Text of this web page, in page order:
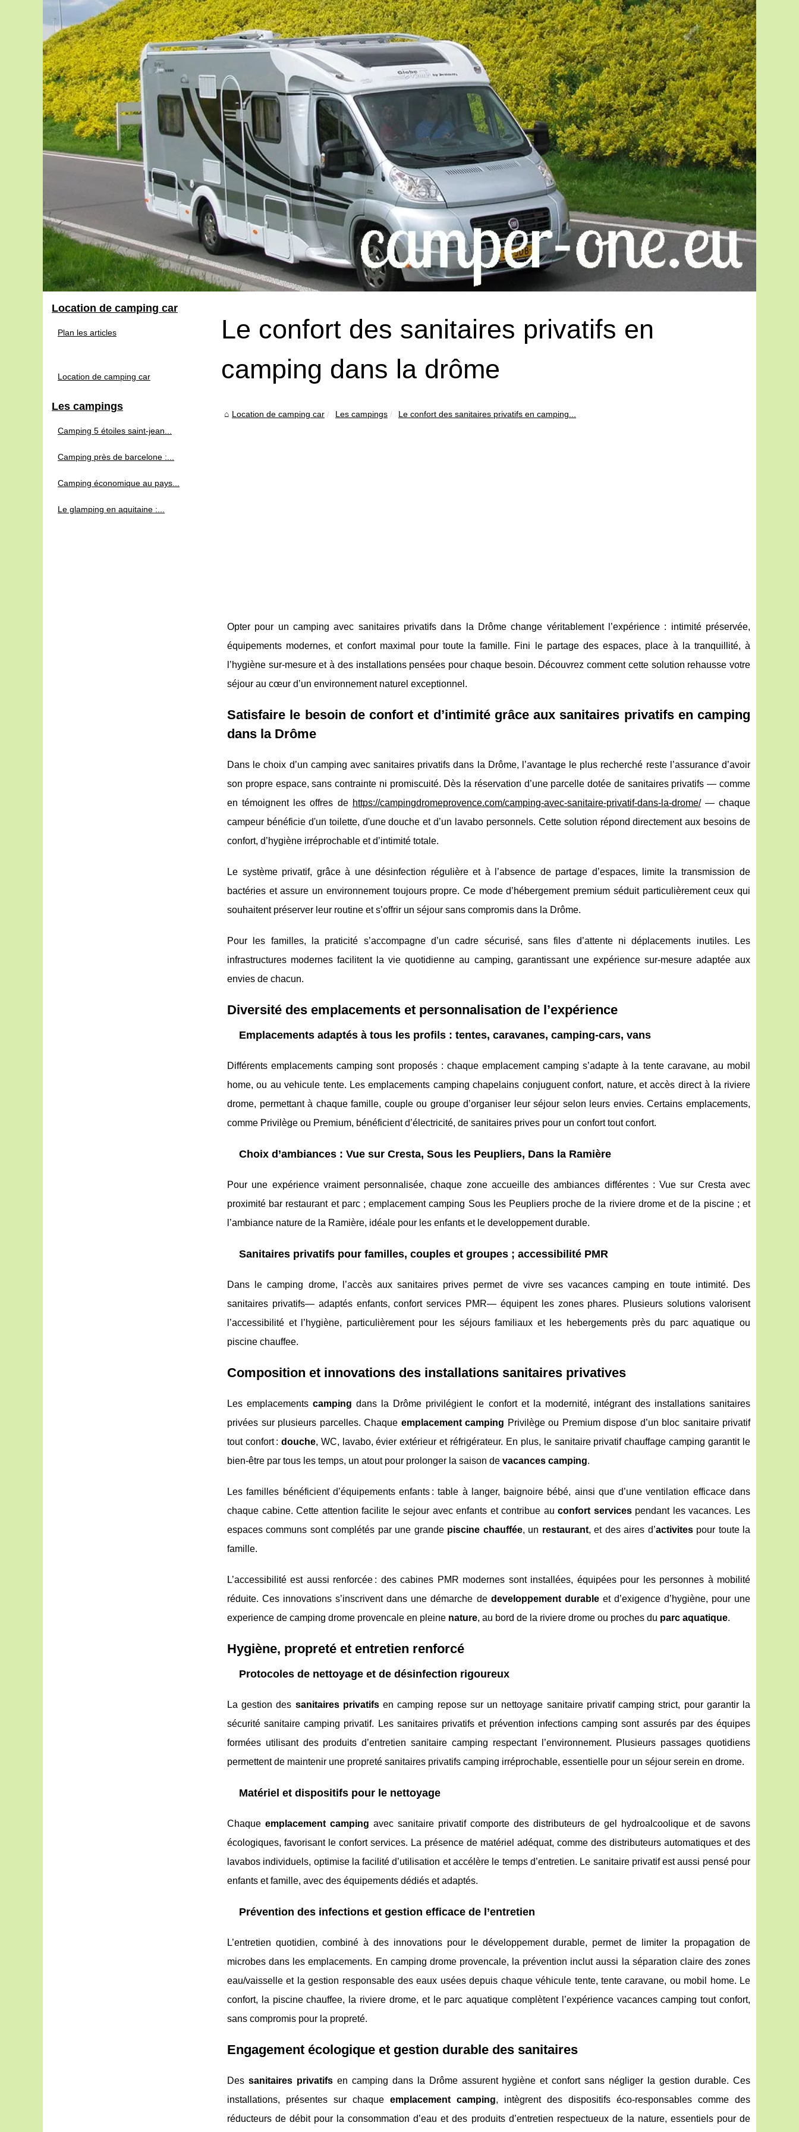
Le confort des sanitaires privatifs en
camping dans la drôme
Location de camping car Les campings Le confort des sanitaires privatifs en camping...
Opter pour un camping avec sanitaires privatifs dans la Drôme change véritablement l’expérience : intimité préservée,
équipements modernes, et confort maximal pour toute la famille. Fini le partage des espaces, place à la tranquillité, à
l’hygiène sur-mesure et à des installations pensées pour chaque besoin. Découvrez comment cette solution rehausse votre
séjour au cœur d’un environnement naturel exceptionnel.
Satisfaire le besoin de confort et d’intimité grâce aux sanitaires privatifs en camping
dans la Drôme
Dans le choix d’un camping avec sanitaires privatifs dans la Drôme, l’avantage le plus recherché reste l’assurance d’avoir
son propre espace, sans contrainte ni promiscuité. Dès la réservation d’une parcelle dotée de sanitaires privatifs — comme
en témoignent les offres de https://campingdromeprovence.com/camping-avec-sanitaire-privatif-dans-la-drome/— chaque
campeur bénéficie d'un toilette, d'une douche et d’un lavabo personnels. Cette solution répond directement aux besoins de
confort, d’hygiène irréprochable et d’intimité totale.
Le système privatif, grâce à une désinfection régulière et à l’absence de partage d’espaces, limite la transmission de
bactéries et assure un environnement toujours propre. Ce mode d’hébergement premium séduit particulièrement ceux qui
souhaitent préserver leur routine et s’offrir un séjour sans compromis dans la Drôme.
Pour les familles, la praticité s’accompagne d’un cadre sécurisé, sans files d’attente ni déplacements inutiles. Les
infrastructures modernes facilitent la vie quotidienne au camping, garantissant une expérience sur-mesure adaptée aux
envies de chacun.
Diversité des emplacements et personnalisation de l’expérience
Emplacements adaptés à tous les profils : tentes, caravanes, camping-cars, vans
Différents emplacements camping sont proposés : chaque emplacement camping s’adapte à la tente caravane, au mobil
home, ou au vehicule tente. Les emplacements camping chapelains conjuguent confort, nature, et accès direct à la riviere
drome, permettant à chaque famille, couple ou groupe d’organiser leur séjour selon leurs envies. Certains emplacements,
comme Privilège ou Premium, bénéficient d’électricité, de sanitaires prives pour un confort tout confort.
Choix d’ambiances : Vue sur Cresta, Sous les Peupliers, Dans la Ramière
Pour une expérience vraiment personnalisée, chaque zone accueille des ambiances différentes : Vue sur Cresta avec
proximité bar restaurant et parc ; emplacement camping Sous les Peupliers proche de la riviere drome et de la piscine ; et
l’ambiance nature de la Ramière, idéale pour les enfants et le developpement durable.
Sanitaires privatifs pour familles, couples et groupes ; accessibilité PMR
Dans le camping drome, l’accès aux sanitaires prives permet de vivre ses vacances camping en toute intimité. Des
sanitaires privatifs— adaptés enfants, confort services PMR— équipent les zones phares. Plusieurs solutions valorisent
l’accessibilité et l’hygiène, particulièrement pour les séjours familiaux et les hebergements près du parc aquatique ou
piscine chauffee.
Composition et innovations des installations sanitaires privatives
Les emplacementscamping dans la Drôme privilégient le confort et la modernité, intégrant des installations sanitaires
privées sur plusieurs parcelles. Chaque emplacement camping Privilège ou Premium dispose d’un bloc sanitaire privatif
tout confort : douche, WC, lavabo, évier extérieur et réfrigérateur. En plus, le sanitaire privatif chauffage camping garantit le
bien-être par tous les temps, un atout pour prolonger la saison de vacances camping.
Les familles bénéficient d’équipements enfants : table à langer, baignoire bébé, ainsi que d’une ventilation efficace dans
chaque cabine. Cette attention facilite le sejour avec enfants et contribue auconfort servicespendant les vacances. Les
espaces communs sont complétés par une grande piscine chauffée, un restaurant, et des aires d’activitespour toute la
famille.
L’accessibilité est aussi renforcée : des cabines PMR modernes sont installées, équipées pour les personnes à mobilité
réduite. Ces innovations s’inscrivent dans une démarche de developpement durableet d’exigence d’hygiène, pour une
experience de camping drome provencale en pleine nature, au bord de la riviere drome ou proches du parc aquatique.
Hygiène, propreté et entretien renforcé
Protocoles de nettoyage et de désinfection rigoureux
La gestion des sanitaires privatifsen camping repose sur un nettoyage sanitaire privatif camping strict, pour garantir la
sécurité sanitaire camping privatif. Les sanitaires privatifs et prévention infections camping sont assurés par des équipes
formées utilisant des produits d’entretien sanitaire camping respectant l’environnement. Plusieurs passages quotidiens
permettent de maintenir une propreté sanitaires privatifs camping irréprochable, essentielle pour un séjour serein en drome.
Matériel et dispositifs pour le nettoyage
Chaque emplacement camping avec sanitaire privatif comporte des distributeurs de gel hydroalcoolique et de savons
écologiques, favorisant le confort services. La présence de matériel adéquat, comme des distributeurs automatiques et des
lavabos individuels, optimise la facilité d’utilisation et accélère le temps d’entretien. Le sanitaire privatif est aussi pensé pour
enfants et famille, avec des équipements dédiés et adaptés.
Prévention des infections et gestion efficace de l’entretien
L’entretien quotidien, combiné à des innovations pour le développement durable, permet de limiter la propagation de
microbes dans les emplacements. En camping drome provencale, la prévention inclut aussi la séparation claire des zones
eau/vaisselle et la gestion responsable des eaux usées depuis chaque véhicule tente, tente caravane, ou mobil home. Le
confort, la piscine chauffee, la riviere drome, et le parc aquatique complètent l’expérience vacances camping tout confort,
sans compromis pour la propreté.
Engagement écologique et gestion durable des sanitaires
Des sanitaires privatifsen camping dans la Drôme assurent hygiène et confort sans négliger la gestion durable. Ces
installations, présentes sur chaque emplacement camping, intègrent des dispositifs éco-responsables comme des
réducteurs de débit pour la consommation d’eau et des produits d’entretien respectueux de la nature, essentiels pour de
Location de camping car
Plan les articles
Location de camping car
Les campings
Camping 5 étoiles saint-jean...
Camping près de barcelone :...
Camping économique au pays...
Le glamping en aquitaine :...